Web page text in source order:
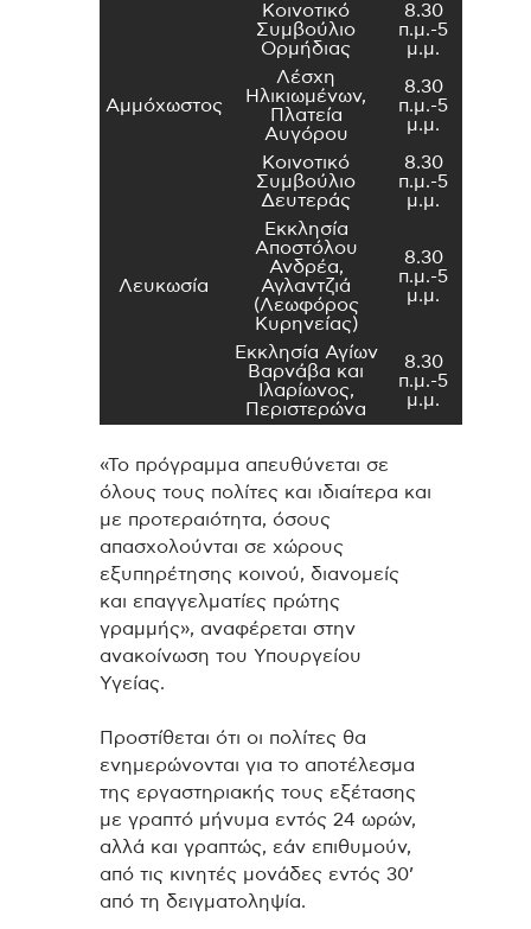
Κοινοτικό
Συμβούλιο
Ορμήδιας
8.30
π.μ.-5
μ.μ.
Αμμόχωστος
Λέσχη
Ηλικιωμένων,
Πλατεία
Αυγόρου
8.30
π.μ.-5
μ.μ.
Λευκωσία
Κοινοτικό
Συμβούλιο
Δευτεράς
8.30
π.μ.-5
μ.μ.
Εκκλησία
Αποστόλου
Ανδρέα,
Αγλαντζιά
(Λεωφόρος
Κυρηνείας)
8.30
π.μ.-5
μ.μ.
Εκκλησία Αγίων
Βαρνάβα και
Ιλαρίωνος,
Περιστερώνα
8.30
π.μ.-5
μ.μ.
«Το πρόγραμμα απευθύνεται σε
όλους τους πολίτες και ιδιαίτερα και
με προτεραιότητα, όσους
απασχολούνται σε χώρους
εξυπηρέτησης κοινού, διανομείς
και επαγγελματίες πρώτης
γραμμής», αναφέρεται στην
ανακοίνωση του Υπουργείου
Υγείας.
Προστίθεται ότι οι πολίτες θα
ενημερώνονται για το αποτέλεσμα
της εργαστηριακής τους εξέτασης
με γραπτό μήνυμα εντός 24 ωρών,
αλλά και γραπτώς, εάν επιθυμούν,
από τις κινητές μονάδες εντός 30’
από τη δειγματοληψία.